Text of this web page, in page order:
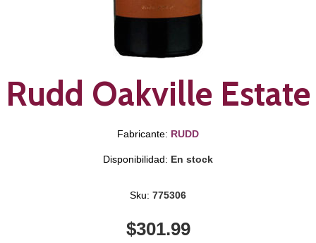
Rudd Oakville Estate
Fabricante: RUDD
Disponibilidad: En stock
Sku: 775306
$301.99